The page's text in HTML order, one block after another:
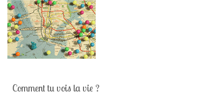
Comment tu vois la vie ?